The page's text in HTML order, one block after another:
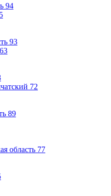
94
93
63
72
89
область 77